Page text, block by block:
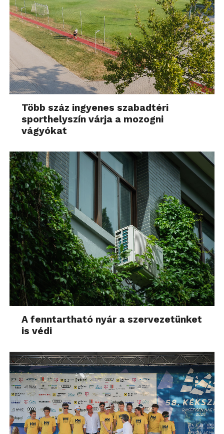
Több száz ingyenes szabadtéri
sporthelyszín várja a mozogni
vágyókat
A fenntartható nyár a szervezetünket
is védi